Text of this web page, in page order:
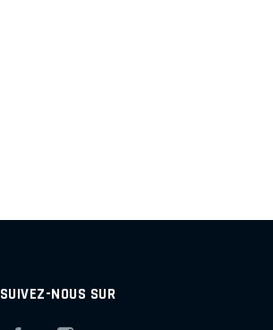
SUIVEZ-NOUS SUR